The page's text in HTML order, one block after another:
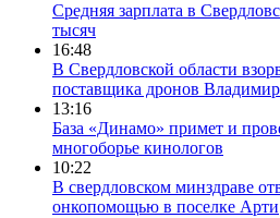
Средняя зарплата в
тысяч
16:48
В Свердловской области
поставщика дронов
13:16
База «Динамо» примет и
многоборье кинологов
10:22
В свердловском минздраве
онкопомощью в поселке Арти